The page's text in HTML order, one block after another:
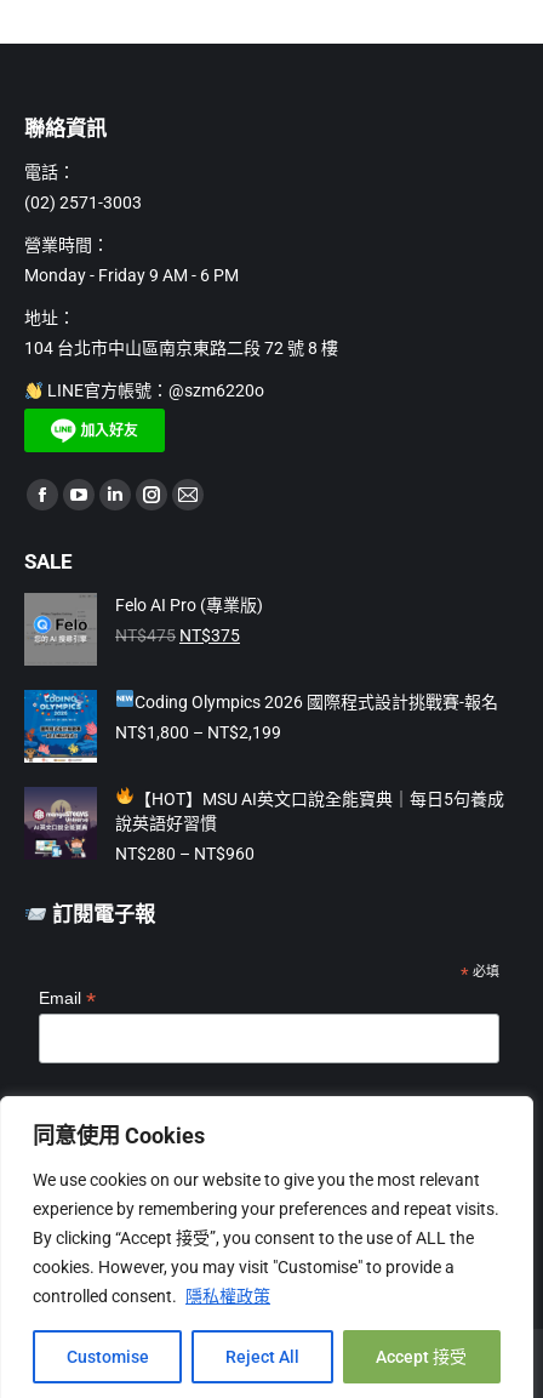
同意使用 Cookies
We use cookies on our website to give you the most relevant
experience by remembering your preferences and repeat visits.
By clicking “Accept 接受”, you consent to the use of ALL the
cookies. However, you may visit "Customise" to provide a
controlled consent.
隱私權政策
Customise Reject All Accept 接受
聯絡資訊
電話：
(02) 2571-3003
營業時間：
Monday - Friday 9 AM - 6 PM
地址：
104 台北市中山區南京東路二段 72 號 8 樓
LINE官方帳號：@szm6220o
Find us on:
Facebook
opens
new
window
YouTube
new
window
Linkedin
in
new
Instagram
in
new
Mail
in
new
SALE
Felo AI Pro (專業版)
NT$475 原
格：
NT$475。
NT$375目
格：
NT$375。
Coding Olympics 2026 國際程式設計挑戰賽-報名
NT$1,800 – NT$2,199
圍：
【HOT】MSU AI英文口說全能寶典｜每日5句養成
說英語好習慣
NT$280 – NT$960
訂閱電子報
* 必填
Email*
Copyright © 2026 mangoSTEEMS TW 台灣必富數位有限公司 |
於我們|隱私權|退換貨政策
Hi, 您好!
Open